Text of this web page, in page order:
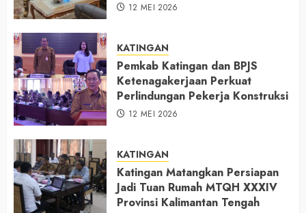
12 MEI 2026
KATINGAN
Pemkab Katingan dan BPJS
Ketenagakerjaan Perkuat
Perlindungan Pekerja Konstruksi
12 MEI 2026
KATINGAN
Katingan Matangkan Persiapan
Jadi Tuan Rumah MTQH XXXIV
Provinsi Kalimantan Tengah